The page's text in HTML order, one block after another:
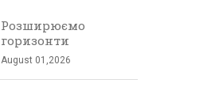
Розширюємо
горизонти
August 01,2026